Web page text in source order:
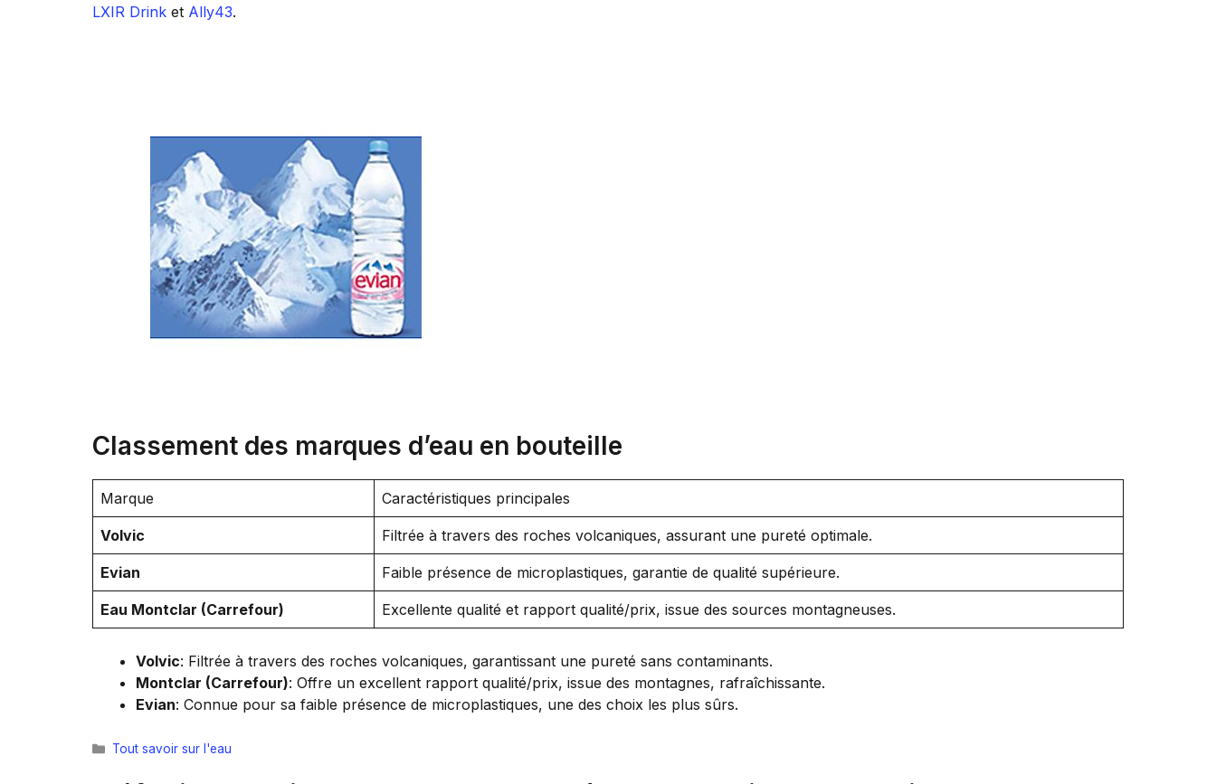
LXIR Drink et Ally43.
Classement des marques d’eau en bouteille
Marque Caractéristiques principales
Volvic Filtrée à travers des roches volcaniques, assurant une pureté optimale.
Evian Faible présence de microplastiques, garantie de qualité supérieure.
Eau Montclar (Carrefour) Excellente qualité et rapport qualité/prix, issue des sources montagneuses.
Volvic: Filtrée à travers des roches volcaniques, garantissant une pureté sans contaminants.
Montclar (Carrefour): Offre un excellent rapport qualité/prix, issue des montagnes, rafraîchissante.
Evian: Connue pour sa faible présence de microplastiques, une des choix les plus sûrs.
Catégories
Tout savoir sur l'eau